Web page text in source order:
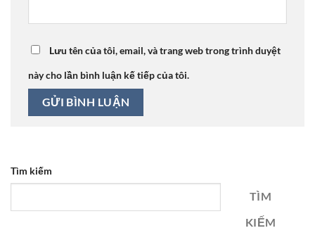
Lưu tên của tôi, email, và trang web trong trình duyệt
này cho lần bình luận kế tiếp của tôi.
Tìm kiếm
TÌM
KIẾM